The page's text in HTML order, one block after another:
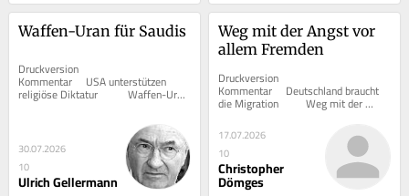
Waffen-Uran für Saudis
Druckversion
Kommentar     USA unterstützen
religiöse Diktatur      	Waffen-Uran
für Saudis   	 Von...
30.07.2026
10
Ulrich Gellermann
Weg mit der Angst vor
allem Fremden
Druckversion
Kommentar     Deutschland braucht
die Migration      	Weg mit der
Angst vor allem Fremden   	...
17.07.2026
10
Christopher
Dömges